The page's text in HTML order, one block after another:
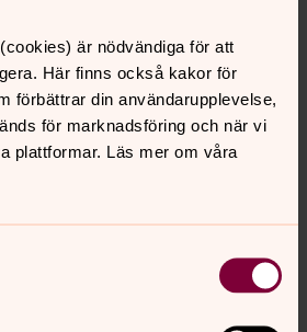
är nödvändiga för att
Här finns också kakor för
förbättrar din användarupplevelse,
för marknadsföring och när vi
plattformar. Läs mer om våra
Church Award
i Polen och delas alltså ut
är uppkallat efter prinsessan Anna
som var en välutbildad
som trots sitt eget lidande